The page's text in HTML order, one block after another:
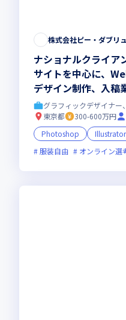
株式会社ピー・ダブリ
ナショナルクライ
サイトを中心に、
デザイン制作、入稿
グラフィックデザイナー
東京都
300-600万円
Photoshop
Illustrator
服装自由
オンライン選